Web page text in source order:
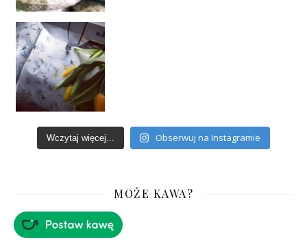
Wczytaj więcej... Obserwuj na Instagramie
MOŻE KAWA?